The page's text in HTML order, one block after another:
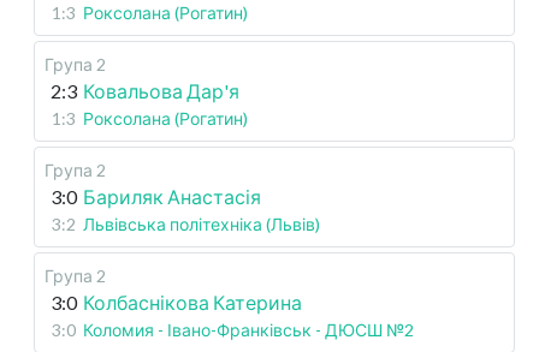
1:3 Роксолана (Рогатин)
Група 2
2:3 Ковальова Дар'я
1:3 Роксолана (Рогатин)
Група 2
3:0 Бариляк Анастасія
3:2 Львівська політехніка (Львів)
Група 2
3:0 Колбаснікова Катерина
3:0 Коломия - Івано-Франківськ - ДЮСШ №2